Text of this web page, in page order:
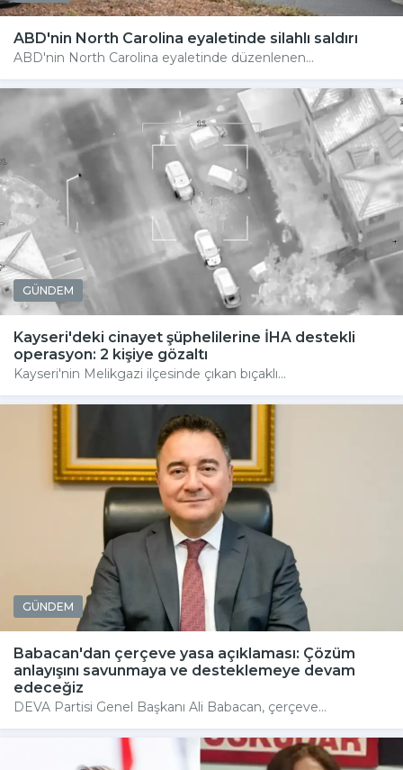
ABD'nin North Carolina eyaletinde silahlı saldırı
ABD'nin North Carolina eyaletinde düzenlenen...
GÜNDEM
Kayseri'deki cinayet şüphelilerine İHA destekli
operasyon: 2 kişiye gözaltı
Kayseri'nin Melikgazi ilçesinde çıkan bıçaklı...
GÜNDEM
Babacan'dan çerçeve yasa açıklaması: Çözüm
anlayışını savunmaya ve desteklemeye devam
edeceğiz
DEVA Partisi Genel Başkanı Ali Babacan, çerçeve...